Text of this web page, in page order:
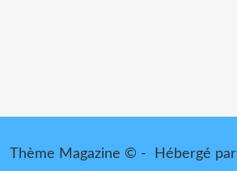
Thème Magazine © - Hébergé par